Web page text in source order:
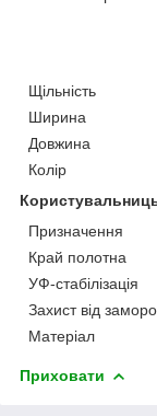
Щільність
Ширина
Довжина
Колір
Призначення
Край полотна
УФ-стабілізація
Захист від
Матеріал
Приховати